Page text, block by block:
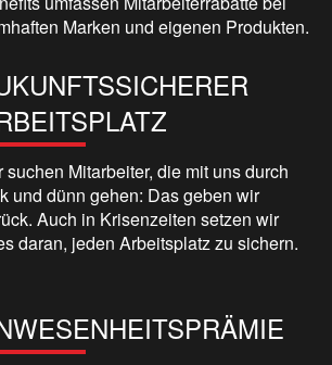
Marken und eigenen Produkten.
suchen Mitarbeiter, die mit uns durch
und dünn gehen: Das geben wir
Auch in Krisenzeiten setzen wir
daran, jeden Arbeitsplatz zu sichern.